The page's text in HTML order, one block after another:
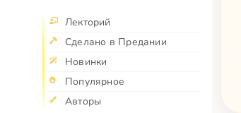
Лекторий
Сделано в Предании
Новинки
Популярное
Авторы